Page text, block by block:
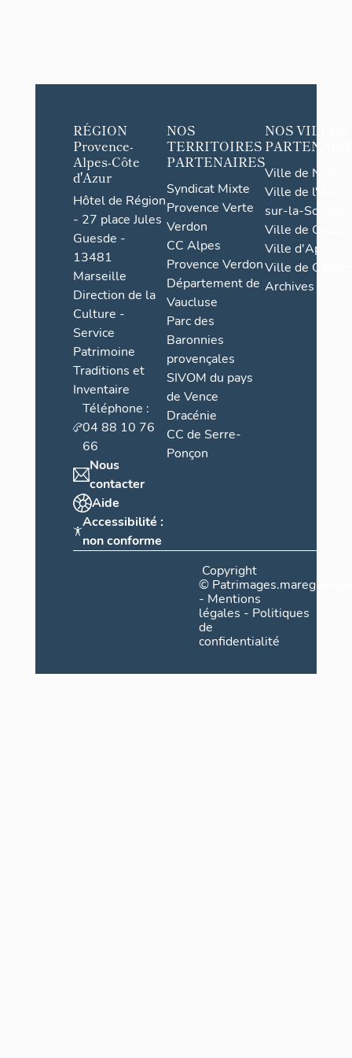
RÉGION
Provence-
Alpes-Côte
d'Azur
Hôtel de Région
- 27 place Jules
Guesde -
13481
Marseille
Direction de la
Culture -
Service
Patrimoine
Traditions et
Inventaire
Téléphone :
04 88 10 76
66
Nous
contacter
Aide
Accessibilité :
non conforme
NOS
TERRITOIRES
PARTENAIRES
Syndicat Mixte
Provence Verte
Verdon
CC Alpes
Provence Verdon
Département de
Vaucluse
Parc des
Baronnies
provençales
SIVOM du pays
de Vence
Dracénie
CC de Serre-
Ponçon
NOS VILLES
Ville de Nice
Ville de l'Isle-
sur-la-Sorgue
Ville de Grasse
Ville d'Apt
Ville de
Archives
Copyright
©
- Mentions
légales - Politiques
de
confidentialité